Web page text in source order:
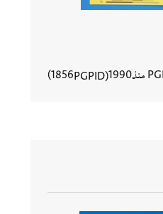
1990
PGPID
1856